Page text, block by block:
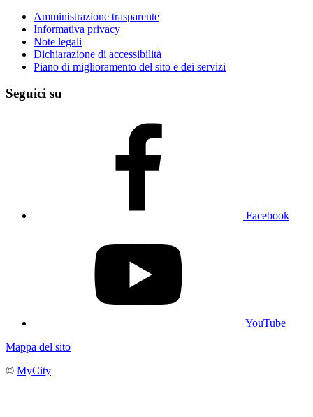
Amministrazione trasparente
Informativa privacy
Note legali
Dichiarazione di accessibilità
Piano di miglioramento del sito e dei servizi
Seguici su
Facebook
YouTube
Mappa del sito
© MyCity